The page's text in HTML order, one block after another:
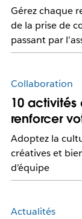
Gérez chaque
de la prise de
passant par
Collaboration
10
renforcer
Adoptez la
créatives et
d’équipe
Actualités